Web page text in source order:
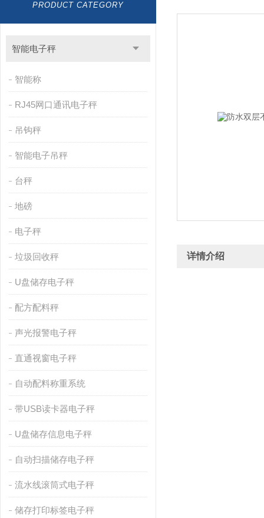
PRODUCT CATEGORY
智能电子秤
智能称
RJ45网口通讯电子秤
吊钩秤
智能电子吊秤
台秤
地磅
电子秤
垃圾回收秤
U盘储存电子秤
配方配料秤
声光报警电子秤
直通视窗电子秤
自动配料称重系统
带USB读卡器电子秤
U盘储存信息电子秤
自动扫描储存电子秤
流水线滚筒式电子秤
储存打印标签电子秤
详情介绍